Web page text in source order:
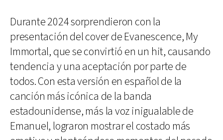
Durante 2024 sorprendieron con la
presentación del cover de Evanescence, My
Immortal, que se convirtió en un hit, causando
tendencia y una aceptación por parte de
todos. Con esta versión en español de la
canción más icónica de la banda
estadounidense, más la voz inigualable de
Emanuel, lograron mostrar el costado más